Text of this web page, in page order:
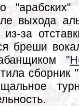
выхода
из-за
бреши
"
сборник